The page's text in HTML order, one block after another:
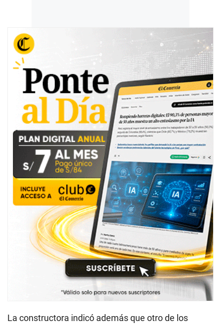
La constructora indicó además que otro de los